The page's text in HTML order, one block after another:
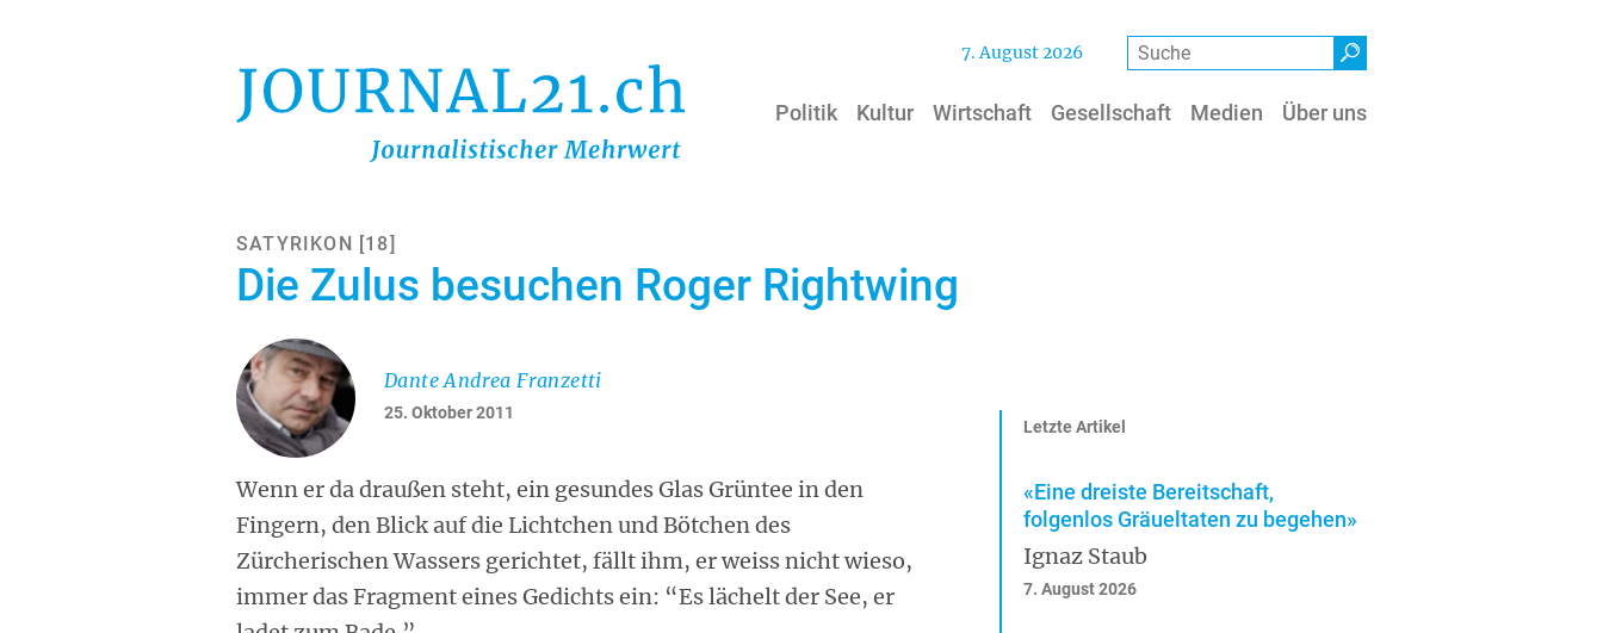
7. August 2026 Suche
Politik Kultur Wirtschaft Gesellschaft Medien Über uns
SATYRIKON [18]
Die Zulus besuchen Roger Rightwing
25. Oktober 2011
Dante Andrea Franzetti
Wenn er da draußen steht, ein gesundes Glas Grüntee in den
Fingern, den Blick auf die Lichtchen und Bötchen des
Zürcherischen Wassers gerichtet, fällt ihm, er weiss nicht wieso,
immer das Fragment eines Gedichts ein: “Es lächelt der See, er
Letzte Artikel
«Eine dreiste Bereitschaft,
folgenlos Gräueltaten zu begehen»
Ignaz Staub
7. August 2026